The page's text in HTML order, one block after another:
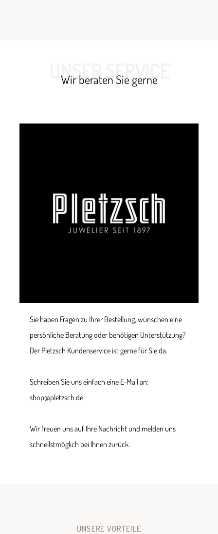
UNSER SERVICE
Wir beraten Sie gerne
Sie haben Fragen zu Ihrer Bestellung, wünschen eine
persönliche Beratung oder benötigen Unterstützung?
Der Pletzsch Kundenservice ist gerne für Sie da.
Schreiben Sie uns einfach eine E-Mail an:
shop@pletzsch.de
Wir freuen uns auf Ihre Nachricht und melden uns
schnellstmöglich bei Ihnen zurück.
UNSERE VORTEILE